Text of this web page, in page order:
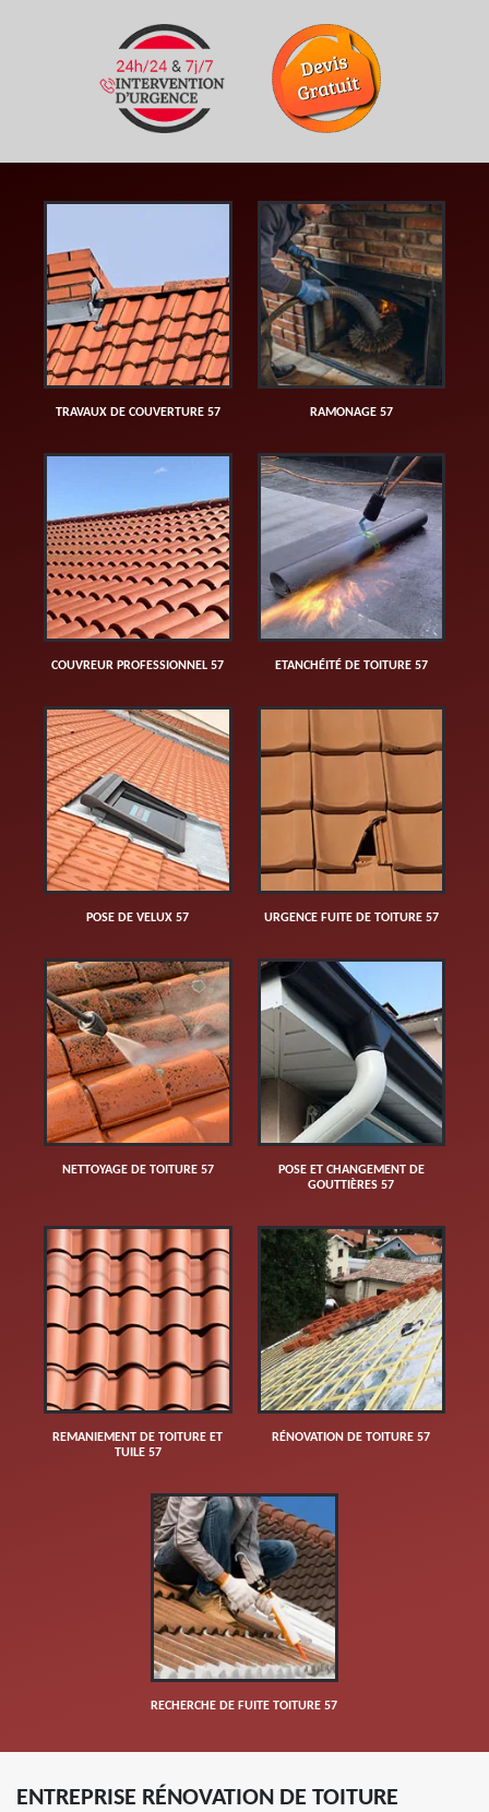
TRAVAUX DE COUVERTURE 57 RAMONAGE 57
COUVREUR PROFESSIONNEL 57 ETANCHÉITÉ DE TOITURE 57
POSE DE VELUX 57 URGENCE FUITE DE TOITURE 57
NETTOYAGE DE TOITURE 57
POSE ET CHANGEMENT DE
GOUTTIÈRES 57
REMANIEMENT DE TOITURE ET
TUILE 57
RÉNOVATION DE TOITURE 57
RECHERCHE DE FUITE TOITURE 57
ENTREPRISE RÉNOVATION DE TOITURE